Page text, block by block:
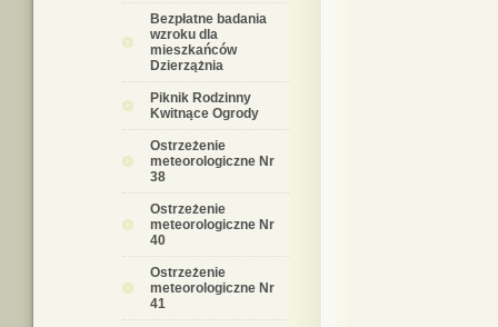
Bezpłatne badania
wzroku dla
mieszkańców
Dzierzążnia
Piknik Rodzinny
Kwitnące Ogrody
Ostrzeżenie
meteorologiczne Nr
38
Ostrzeżenie
meteorologiczne Nr
40
Ostrzeżenie
meteorologiczne Nr
41